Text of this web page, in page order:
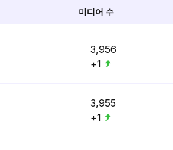
미디어 수
3,956
+1
3,955
+1